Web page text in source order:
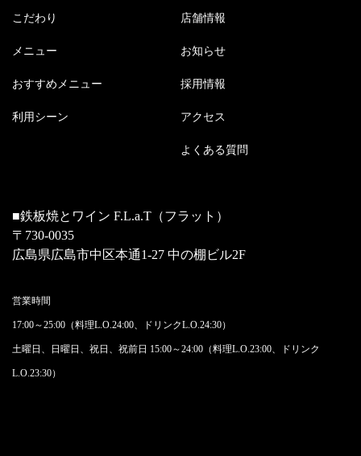
こだわり
メニュー
おすすめメニュー
利用シーン
店舗情報
お知らせ
採用情報
アクセス
よくある質問
■鉄板焼とワイン F.L.a.T（フラット）
〒730-0035
広島県広島市中区本通1-27 中の棚ビル2F
営業時間
17:00～25:00（料理L.O.24:00、ドリンクL.O.24:30）
土曜日、日曜日、祝日、祝前日 15:00～24:00（料理L.O.23:00、ドリンク
L.O.23:30）​​​​​​​